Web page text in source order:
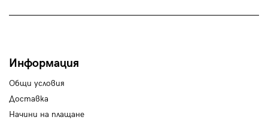
Информация
Общи условия
Доставка
Начини на плащане